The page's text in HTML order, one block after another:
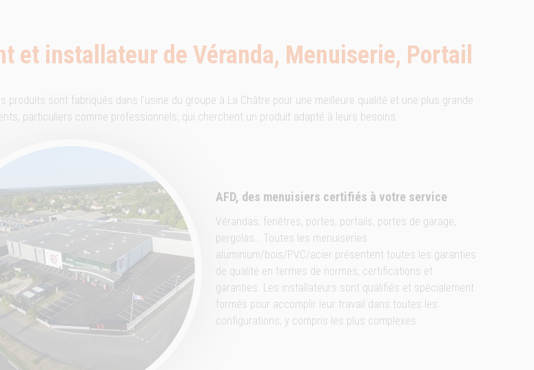
et installateur de Véranda, Menuiserie, Portail
sont fabriqués dans l'usine du groupe à La Châtre pour une meilleure qualité et une plus grande
particuliers comme professionnels, qui cherchent un produit adapté à leurs besoins.
AFD, des menuisiers certifiés à votre service
Vérandas, fenêtres, portes, portails, portes de garage,
pergolas… Toutes les menuiseries
aluminium/bois/PVC/acier présentent toutes les garanties
de qualité en termes de normes, certifications et
garanties. Les installateurs sont qualifiés et spécialement
formés pour accomplir leur travail dans toutes les
configurations, y compris les plus complexes.